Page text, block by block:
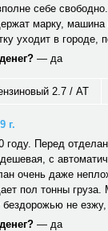
себе
марку,
уходит в городе,
— да
2.7 / AT
г.
году. Перед
с
очень даже
пол тонны
не езжу,
— да